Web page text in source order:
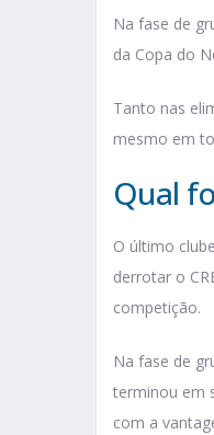
Na fase de
da Copa do
Tanto nas
mesmo em
Qual
O último
derrotar o
competição.
Na fase de
terminou em
com a